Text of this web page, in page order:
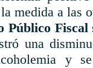
medida a las
Fiscal
una
y